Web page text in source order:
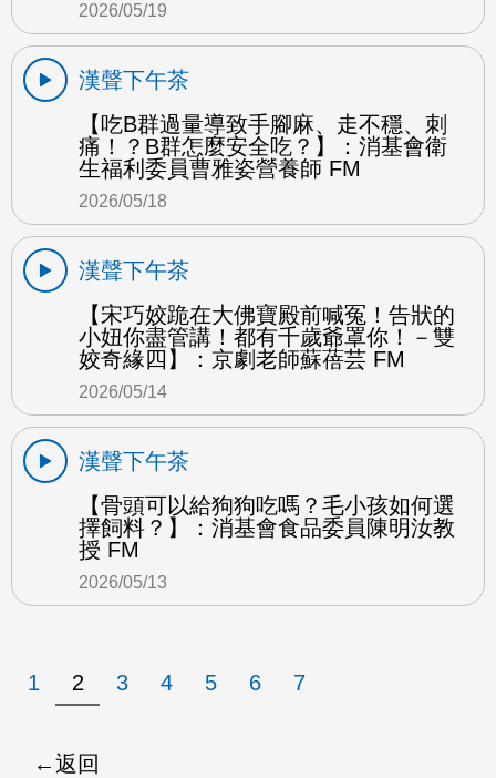
2026/05/19
漢聲下午茶
【吃B群過量導致手腳麻、走不穩、刺
痛！？B群怎麼安全吃？】：消基會衛
生福利委員曹雅姿營養師 FM
2026/05/18
漢聲下午茶
【宋巧姣跪在大佛寶殿前喊冤！告狀的
小妞你盡管講！都有千歲爺罩你！－雙
姣奇緣四】：京劇老師蘇蓓芸 FM
2026/05/14
漢聲下午茶
【骨頭可以給狗狗吃嗎？毛小孩如何選
擇飼料？】：消基會食品委員陳明汝教
授 FM
2026/05/13
1 2 3 4 5 6 7
返回